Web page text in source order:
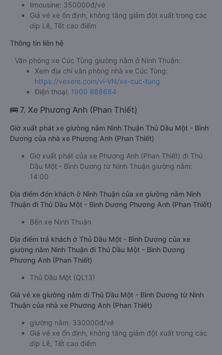
limousine: 350000đ/vé
Giá vé xe ổn định, không tăng giảm đột xuất trong các
dịp Lễ, Tết cao điểm
Thông tin liên hệ
Văn phòng xe Cúc Tùng giường nằm ở Ninh Thuận:
Xem địa chỉ văn phòng nhà xe Cúc Tùng:
https://vexere.com/vi-VN/xe-cuc-tung
Điện thoại: 1900 888684
🚌 7. Xe Phương Anh (Phan Thiết)
Giờ xuất phát xe giường nằm Ninh Thuận Thủ Dầu Một - Bình
Dương của nhà xe Phương Anh (Phan Thiết)
Giờ xuất phát của xe Phương Anh (Phan Thiết) đi Thủ
Dầu Một - Bình Dương từ Ninh Thuận giường nằm:
14:00
Địa điểm đón khách ở Ninh Thuận của xe giường nằm Ninh
Thuận đi Thủ Dầu Một - Bình Dương Phương Anh (Phan Thiết)
Bến xe Ninh Thuận
Địa điểm trả khách ở Thủ Dầu Một - Bình Dương của xe
giường nằm Ninh Thuận đi Thủ Dầu Một - Bình Dương
Phương Anh (Phan Thiết)
Thủ Dầu Một (QL13)
Giá vé xe giường nằm đi Thủ Dầu Một - Bình Dương từ Ninh
Thuận của nhà xe Phương Anh (Phan Thiết)
giường nằm: 330000đ/vé
Giá vé xe ổn định, không tăng giảm đột xuất trong các
dịp Lễ, Tết cao điểm